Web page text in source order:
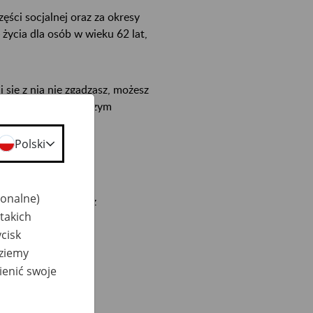
socjalnej oraz za okresy
dla osób w wieku 62 lat,
z nią nie zgadzasz, możesz
(za naszym
26 lat i jego staż
Polski
swoje